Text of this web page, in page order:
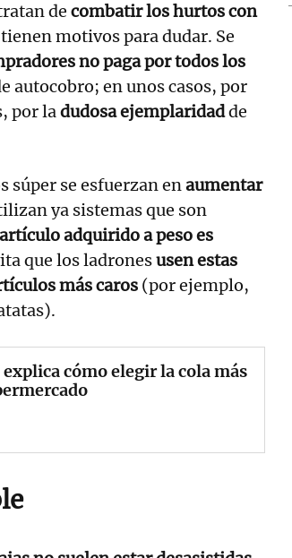
de combatir los hurtos con
motivos para dudar. Se
no paga por todos los
autocobro; en unos casos, por
por ladudosa ejemplaridadde
súper se esfuerzan enaumentar
ya sistemas que son
adquirido a peso es
que los ladronesusen estas
más caros (por ejemplo,
cómo elegir la cola más